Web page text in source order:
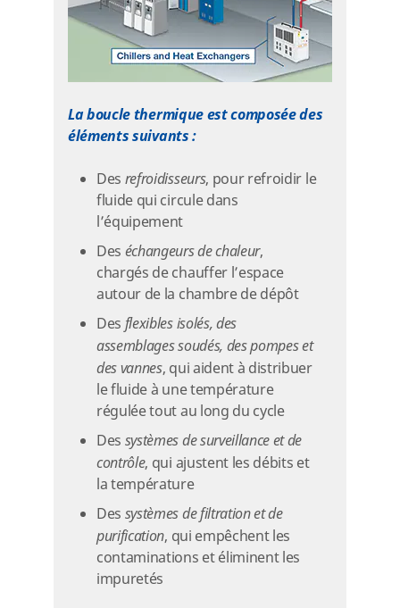
La boucle thermique est composée des
éléments suivants :
Des refroidisseurs, pour refroidir le
fluide qui circule dans
l’équipement
Des échangeurs de chaleur,
chargés de chauffer l’espace
autour de la chambre de dépôt
Des flexibles isolés, des
assemblages soudés, des pompes et
des vannes, qui aident à distribuer
le fluide à une température
régulée tout au long du cycle
Des systèmes de surveillance et de
contrôle, qui ajustent les débits et
la température
Des systèmes de filtration et de
purification, qui empêchent les
contaminations et éliminent les
impuretés